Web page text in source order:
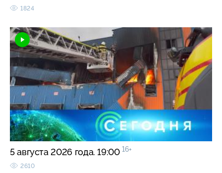
1824
5 августа 2026 года. 19:00 16+
2610